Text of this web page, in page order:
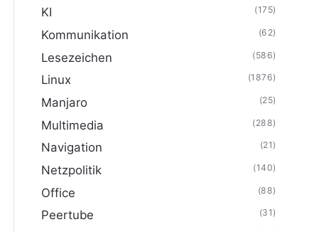
KI (175)
Kommunikation (62)
Lesezeichen (586)
Linux (1876)
Manjaro (25)
Multimedia (288)
Navigation (21)
Netzpolitik (140)
Office (88)
Peertube (31)